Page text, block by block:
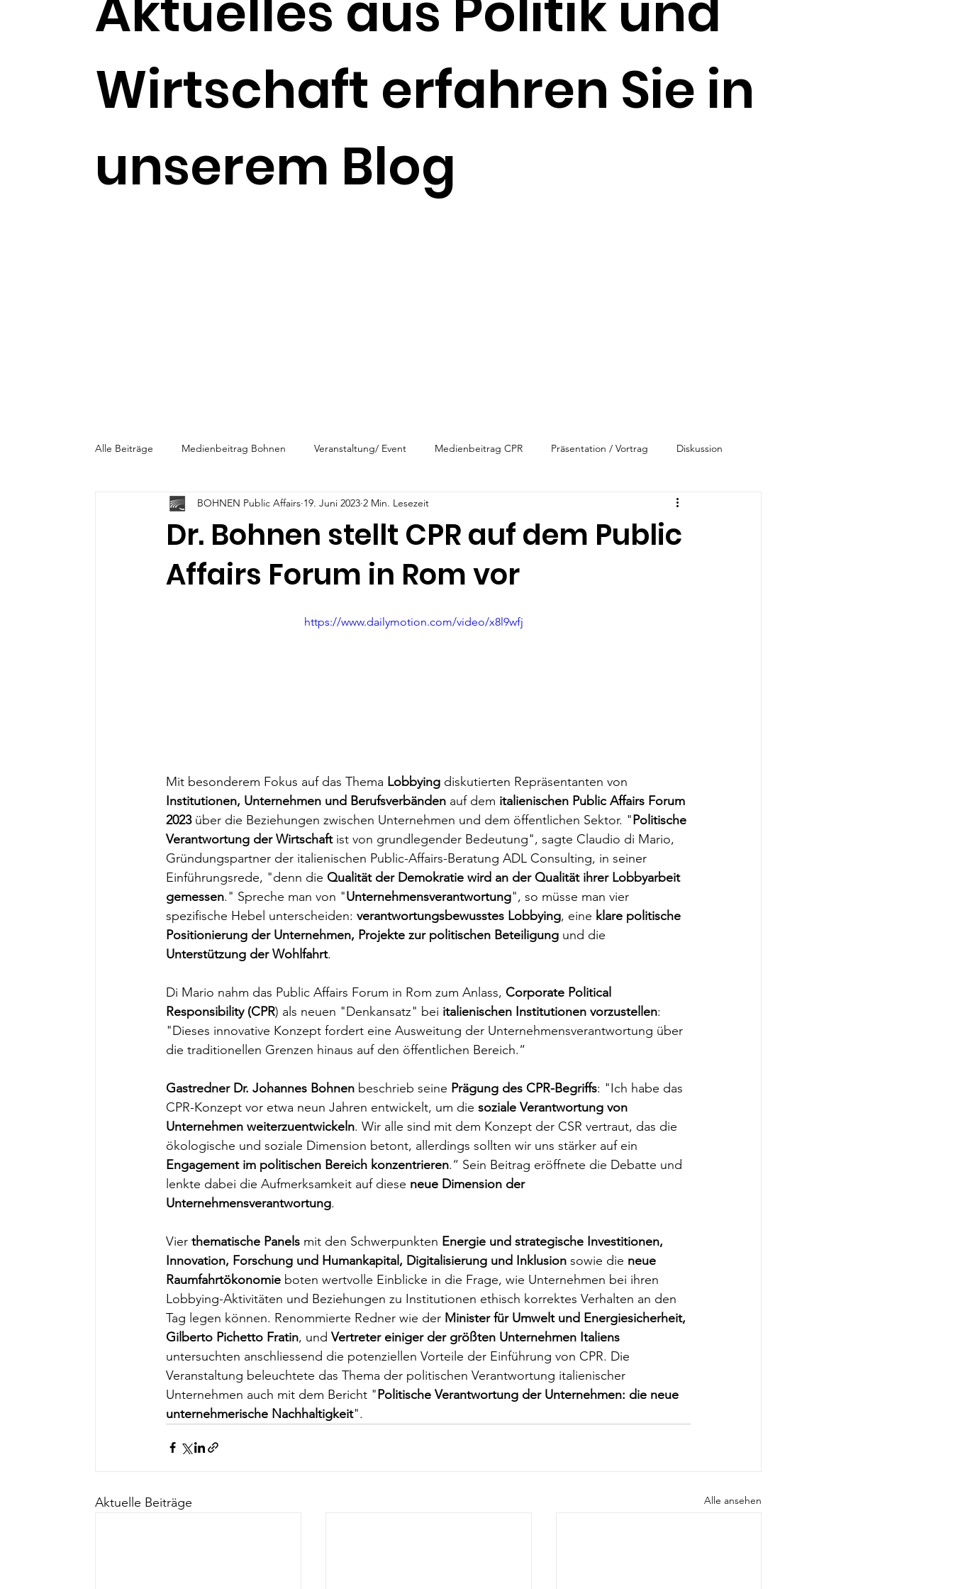
Wirtschaft erfahren Sie in
unserem Blog
Alle Beiträge Medienbeitrag Bohnen Veranstaltung/ Event Medienbeitrag CPR Präsentation / Vortrag Diskussion
BigPicture-Gesprächsreihe CPR-Talks
Dr. Bohnen stellt CPR auf dem Public
Affairs Forum in Rom vor
BOHNEN Public Affairs 19. Juni 2023 2 Min. Lesezeit
https://www.dailymotion.com/video/x8l9wfj
Mit besonderem Fokus auf das Thema Lobbying diskutierten Repräsentanten von
Institutionen, Unternehmen und Berufsverbänden auf dem italienischen Public Affairs Forum
2023 über die Beziehungen zwischen Unternehmen und dem öffentlichen Sektor. "Politische
Verantwortung der Wirtschaft ist von grundlegender Bedeutung", sagte Claudio di Mario,
Gründungspartner der italienischen Public-Affairs-Beratung ADL Consulting, in seiner
Einführungsrede, "denn die Qualität der Demokratie wird an der Qualität ihrer Lobbyarbeit
gemessen." Spreche man von "Unternehmensverantwortung", so müsse man vier
spezifische Hebel unterscheiden: verantwortungsbewusstes Lobbying, eine klare politische
Positionierung der Unternehmen, Projekte zur politischen Beteiligung und die
Unterstützung der Wohlfahrt.
Di Mario nahm das Public Affairs Forum in Rom zum Anlass, Corporate Political
Responsibility (CPR) als neuen "Denkansatz" bei italienischen Institutionen vorzustellen:
"Dieses innovative Konzept fordert eine Ausweitung der Unternehmensverantwortung über
die traditionellen Grenzen hinaus auf den öffentlichen Bereich.“
Gastredner Dr. Johannes Bohnen beschrieb seine Prägung des CPR-Begriffs: "Ich habe das
CPR-Konzept vor etwa neun Jahren entwickelt, um die soziale Verantwortung von
Unternehmen weiterzuentwickeln. Wir alle sind mit dem Konzept der CSR vertraut, das die
ökologische und soziale Dimension betont, allerdings sollten wir uns stärker auf ein
Engagement im politischen Bereich konzentrieren.“ Sein Beitrag eröffnete die Debatte und
lenkte dabei die Aufmerksamkeit auf diese neue Dimension der
Unternehmensverantwortung.
Vier thematische Panels mit den Schwerpunkten Energie und strategische Investitionen,
Innovation, Forschung und Humankapital, Digitalisierung und Inklusion sowie die neue
Raumfahrtökonomie boten wertvolle Einblicke in die Frage, wie Unternehmen bei ihren
Lobbying-Aktivitäten und Beziehungen zu Institutionen ethisch korrektes Verhalten an den
Tag legen können. Renommierte Redner wie der Minister für Umwelt und Energiesicherheit,
Gilberto Pichetto Fratin, und Vertreter einiger der größten Unternehmen Italiens
untersuchten anschliessend die potenziellen Vorteile der Einführung von CPR. Die
Veranstaltung beleuchtete das Thema der politischen Verantwortung italienischer
Unternehmen auch mit dem Bericht "Politische Verantwortung der Unternehmen: die neue
unternehmerische Nachhaltigkeit".
Aktuelle Beiträge Alle ansehen